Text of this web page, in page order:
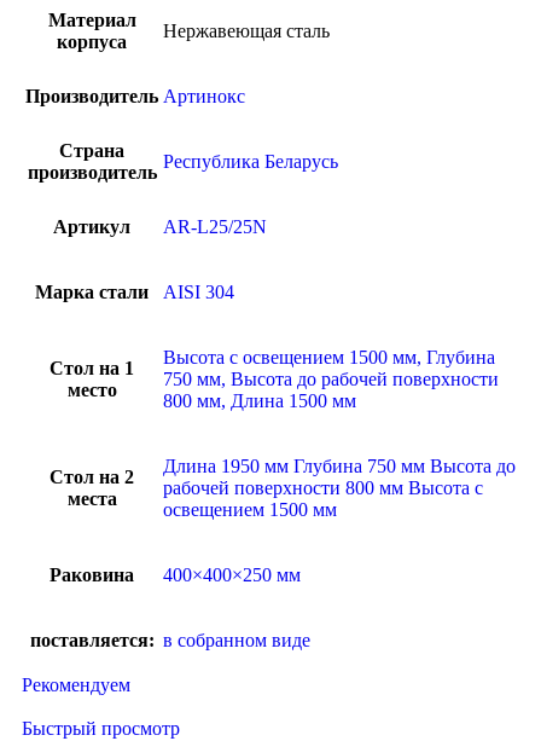
Материал
корпуса
Нержавеющая сталь
Производитель Артинокс
Страна
производитель
Республика Беларусь
Артикул AR-L25/25N
Марка стали AISI 304
Стол на 1
место
Высота с освещением 1500 мм, Глубина
750 мм, Высота до рабочей поверхности
800 мм, Длина 1500 мм
Стол на 2
места
Длина 1950 мм Глубина 750 мм Высота до
рабочей поверхности 800 мм Высота с
освещением 1500 мм
Раковина 400×400×250 мм
поставляется: в собранном виде
Рекомендуем
Быстрый просмотр